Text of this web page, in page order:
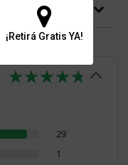
¡Retirá Gratis YA!
29
1